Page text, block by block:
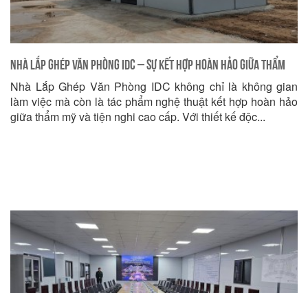
Nhà Lắp Ghép Văn Phòng IDC – Sự Kết Hợp Hoàn Hảo Giữa Thẩm
Mỹ và Tiện Nghi Cao Cấp!
Nhà Lắp Ghép Văn Phòng IDC không chỉ là không gian
làm việc mà còn là tác phẩm nghệ thuật kết hợp hoàn hảo
giữa thẩm mỹ và tiện nghi cao cấp. Với thiết kế độc...